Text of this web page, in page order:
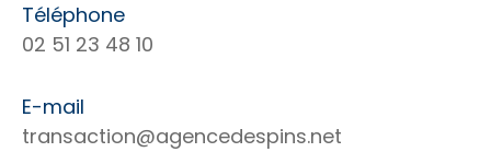
Téléphone
02 51 23 48 10
E-mail
transaction@agencedespins.net